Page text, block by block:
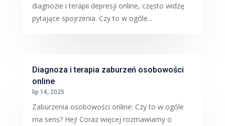
diagnozie i terapii depresji online, często widzę
pytające spojrzenia. Czy to w ogóle...
Diagnoza i terapia zaburzeń osobowości
online
lip 14, 2025
Zaburzenia osobowości online: Czy to w ogóle
ma sens? Hej! Coraz więcej rozmawiamy o